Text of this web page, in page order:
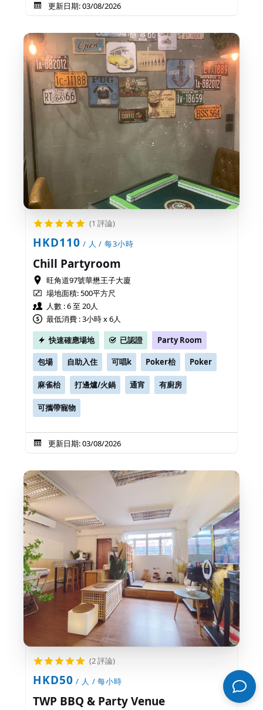
更新日期: 03/08/2026
(1 評論)
HKD110 / 人 / 每3小時
Chill Partyroom
旺角道97號華懋王子大廈
場地面積:500平方尺
人數 : 6 至 20人
最低消費 : 3小時 x 6人
快速確應場地
已認證 Party Room
包場 自助入住 可唱k Poker枱 Poker
麻雀枱 打邊爐/火鍋 通宵 有廚房
可攜帶寵物
更新日期: 03/08/2026
(2 評論)
HKD50 / 人 / 每小時
TWP BBQ & Party Venue